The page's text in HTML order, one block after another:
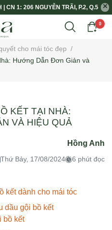
CN 1: 206 NGUYỄN TRÃI, P.2, Q.5
0
cho mái tóc đẹp /
Hướng Dẫn Đơn Giản và
KẾT TẠI NHÀ:
VÀ HIỆU QUẢ
Hồng Anh
Thứ Bảy, 17/08/2024 6 phút đọc
kết dành cho mái tóc
dầu gội bồ kết
bồ kết